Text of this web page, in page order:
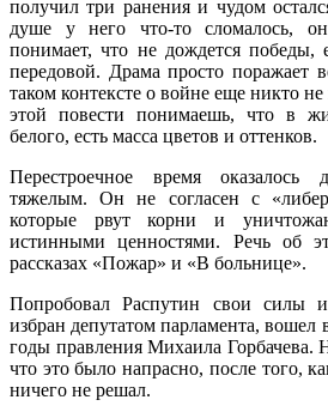
получил три ранения и чудом
душе у него что-то сломалось,
понимает, что не дождется победы,
передовой. Драма просто поражает
таком контексте о войне еще никто
этой повести понимаешь, что в
белого, есть масса цветов и оттенков.
Перестроечное время
тяжелым. Он не согласен с
которые рвут корни и
истинными ценностями. Речь об
рассказах «Пожар» и «В больнице».
Попробовал Распутин свои
избран депутатом парламента, вошел
годы правления Михаила Горбачева.
что это было напрасно, после того,
ничего не решал.